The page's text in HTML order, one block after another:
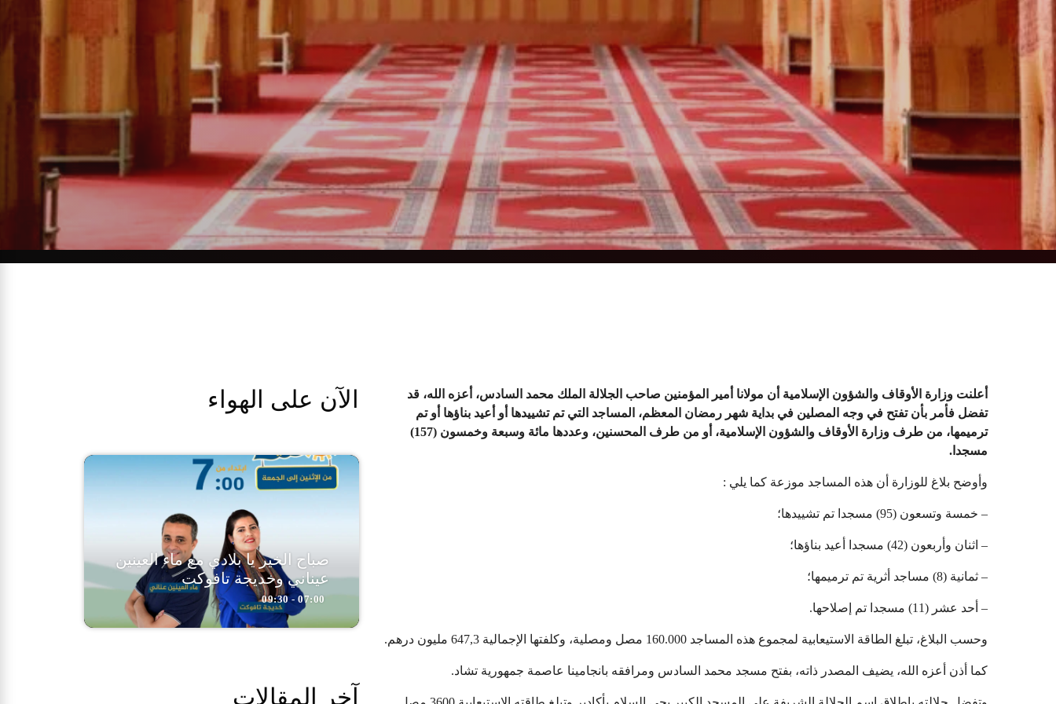
أعلنت وزارة الأوقاف والشؤون الإسلامية أن مولانا أمير المؤمنين صاحب الجلالة الملك محمد السادس، أعزه الله، قد
تفضل فأمر بأن تفتح في وجه المصلين في بداية شهر رمضان المعظم، المساجد التي تم تشييدها أو أعيد بناؤها أو تم
ترميمها، من طرف وزارة الأوقاف والشؤون الإسلامية، أو من طرف المحسنين، وعددها مائة وسبعة وخمسون (157)
مسجدا .
وأوضح بلاغ للوزارة أن هذه المساجد موزعة كما يلي :
– خمسة وتسعون (95) مسجدا تم تشييدها؛
– اثنان وأربعون (42) مسجدا أعيد بناؤها؛
– ثمانية (8) مساجد أثرية تم ترميمها؛
– أحد عشر (11) مسجدا تم إصلاحها.
وحسب البلاغ، تبلغ الطاقة الاستيعابية لمجموع هذه المساجد 160.000 مصل ومصلية، وكلفتها الإجمالية 647,3 مليون درهم.
كما أذن أعزه الله، يضيف المصدر ذاته، بفتح مسجد محمد السادس ومرافقه بانجامينا عاصمة جمهورية تشاد.
الآن على الهواء
صباح الخير يا بلادي مع ماء العينين
عيناني وخديجة تافوكت
07:00 - 09:30
آخر المقالات